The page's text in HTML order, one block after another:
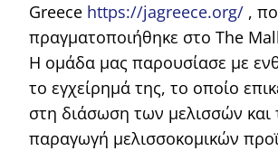
Greece https://jagreece.org/,
πραγματοποιήθηκε στο The
Η ομάδα μας παρουσίασε με
το εγχείρημά της, το οποίο
στη διάσωση των μελισσών και
παραγωγή μελισσοκομικών